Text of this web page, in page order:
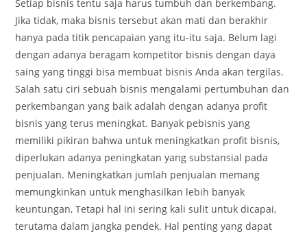
Setiap bisnis tentu saja harus tumbuh dan berkembang.
Jika tidak, maka bisnis tersebut akan mati dan berakhir
hanya pada titik pencapaian yang itu-itu saja. Belum lagi
dengan adanya beragam kompetitor bisnis dengan daya
saing yang tinggi bisa membuat bisnis Anda akan tergilas.
Salah satu ciri sebuah bisnis mengalami pertumbuhan dan
perkembangan yang baik adalah dengan adanya profit
bisnis yang terus meningkat. Banyak pebisnis yang
memiliki pikiran bahwa untuk meningkatkan profit bisnis,
diperlukan adanya peningkatan yang substansial pada
penjualan. Meningkatkan jumlah penjualan memang
memungkinkan untuk menghasilkan lebih banyak
keuntungan, Tetapi hal ini sering kali sulit untuk dicapai,
terutama dalam jangka pendek. Hal penting yang dapat